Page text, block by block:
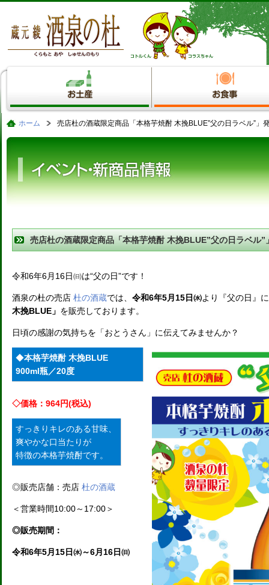
ホーム 売店杜の酒蔵限定商品「本格芋焼酎 木挽BLUE”父の日ラベル”
売店杜の酒蔵限定商品「本格芋焼酎 木挽BLUE”父の日ラベ
令和6年6月16日㈰は“父の日”です！
酒泉の杜の売店 杜の酒蔵では、 令和6年5月15日㈬より『父の日』
木挽BLUE」 を販売しております。
日頃の感謝の気持ちを「おとうさん」に伝えてみませんか？
◆本格芋焼酎 木挽BLUE
900ml瓶／20度
◇価格：964円(税込)
すっきりキレのある甘味、
爽やかな口当たりが
特徴の本格芋焼酎です。
◎販売店舗：売店 杜の酒蔵
＜営業時間10:00～17:00＞
◎販売期間：
令和6年5月15日㈬～6月16日㈰